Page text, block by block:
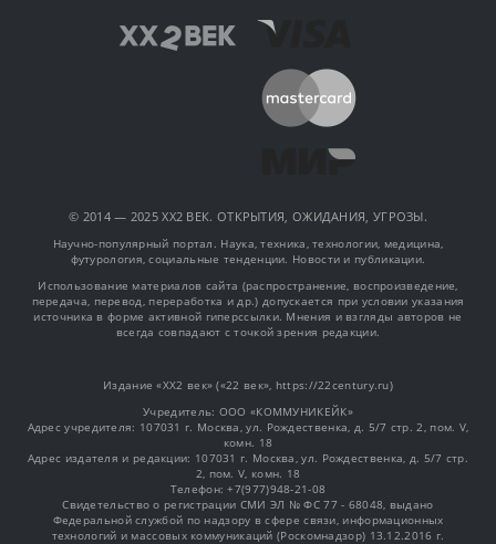
© 2014 — 2025 XX2 ВЕК. ОТКРЫТИЯ, ОЖИДАНИЯ, УГРОЗЫ.
Научно-популярный портал. Наука, техника, технологии, медицина,
футурология, социальные тенденции. Новости и публикации.
Использование материалов сайта (распространение, воспроизведение,
передача, перевод, переработка и др.) допускается при условии указания
источника в форме активной гиперссылки. Мнения и взгляды авторов не
всегда совпадают с точкой зрения редакции.
Издание «XX2 век» («22 век», https://22century.ru)
Учредитель: OOO «КОММУНИКЕЙК»
Адрес учредителя: 107031 г. Москва, ул. Рождественка, д. 5/7 стр. 2, пом. V,
комн. 18
Адрес издателя и редакции: 107031 г. Москва, ул. Рождественка, д. 5/7 стр.
2, пом. V, комн. 18
Телефон: +7(977)948-21-08
Свидетельство о регистрации СМИ ЭЛ № ФС 77 - 68048, выдано
Федеральной службой по надзору в сфере связи, информационных
технологий и массовых коммуникаций (Роскомнадзор) 13.12.2016 г.